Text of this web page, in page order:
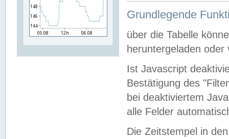
Grundlegende
über die Tabelle
heruntergeladen oder
Ist Javascript
Bestätigung des
bei deaktiviertem
alle Felder
Die Zeitstempel in